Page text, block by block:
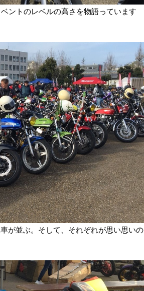
ントのレベルの高さを物語っています
が並ぶ。そして、それぞれが思い思いの